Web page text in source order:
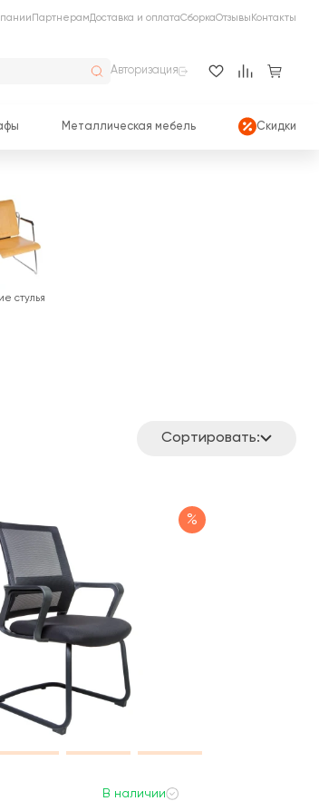
ПартнерамДоставка и оплатаСборкаОтзывы Контакты
Авторизация
Металлическая мебель Скидки
Сортировать:
%
В наличии
стулья